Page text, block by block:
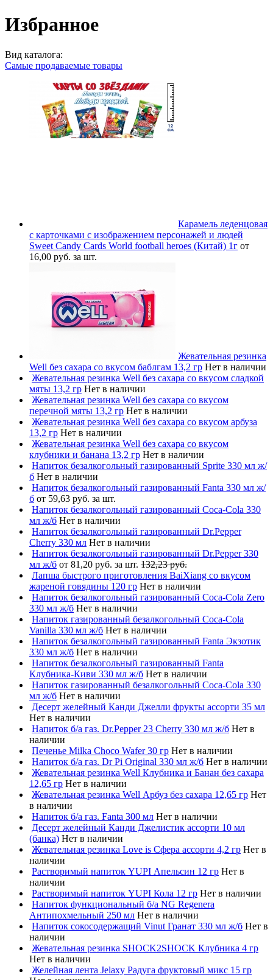
Избранное
Вид каталога:
Самые продаваемые товары
Карамель леденцовая
с карточками с изображением персонажей и людей
Sweet Candy Cards World football heroes (Китай) 1г от
16,00 руб. за шт.
Жевательная резинка
Well без сахара со вкусом баблгам 13,2 гр Нет в наличии
Жевательная резинка Well без сахара со вкусом сладкой
мяты 13,2 гр Нет в наличии
Жевательная резинка Well без сахара со вкусом
перечной мяты 13,2 гр Нет в наличии
Жевательная резинка Well без сахара со вкусом арбуза
13,2 гр Нет в наличии
Жевательная резинка Well без сахара со вкусом
клубники и банана 13,2 гр Нет в наличии
Напиток безалкогольный газированный Sprite 330 мл ж/
б Нет в наличии
Напиток безалкогольный газированный Fanta 330 мл ж/
б от 59,63 руб. за шт.
Напиток безалкогольный газированный Coca-Cola 330
мл ж/б Нет в наличии
Напиток безалкогольный газированный Dr.Pepper
Cherry 330 мл Нет в наличии
Напиток безалкогольный газированный Dr.Pepper 330
мл ж/б от 81,20 руб. за шт. 132,23 руб.
Лапша быстрого приготовления BaiXiang со вкусом
жареной говядины 120 гр Нет в наличии
Напиток безалкогольный газированный Coca-Cola Zero
330 мл ж/б Нет в наличии
Напиток газированный безалкогольный Coca-Cola
Vanilla 330 мл ж/б Нет в наличии
Напиток безалкогольный газированный Fanta Экзотик
330 мл ж/б Нет в наличии
Напиток безалкогольный газированный Fanta
Клубника-Киви 330 мл ж/б Нет в наличии
Напиток газированный безалкогольный Coca-Cola 330
мл ж/б Нет в наличии
Десерт желейный Канди Джелли фрукты ассорти 35 мл
Нет в наличии
Напиток б/а газ. Dr.Pepper 23 Cherry 330 мл ж/б Нет в
наличии
Печенье Milka Choco Wafer 30 гр Нет в наличии
Напиток б/а газ. Dr Pi Original 330 мл ж/б Нет в наличии
Жевательная резинка Well Клубника и Банан без сахара
12,65 гр Нет в наличии
Жевательная резинка Well Арбуз без сахара 12,65 гр Нет
в наличии
Напиток б/а газ. Fanta 300 мл Нет в наличии
Десерт желейный Канди Джелистик ассорти 10 мл
(банка) Нет в наличии
Жевательная резинка Love is Сфера ассорти 4,2 гр Нет в
наличии
Растворимый напиток YUPI Апельсин 12 гр Нет в
наличии
Растворимый напиток YUPI Кола 12 гр Нет в наличии
Напиток функциональный б/а NG Regenera
Антипохмельный 250 мл Нет в наличии
Напиток сокосодержащий Vinut Гранат 330 мл ж/б Нет в
наличии
Жевательная резинка SHOCK2SHOCK Клубника 4 гр
Нет в наличии
Желейная лента Jelaxy Радуга фруктовый микс 15 гр